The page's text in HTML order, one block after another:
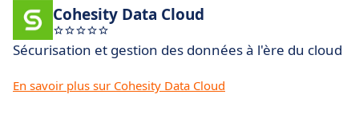
Cohesity Data Cloud
Sécurisation et gestion des données à l'ère du cloud
En savoir plus sur Cohesity Data Cloud